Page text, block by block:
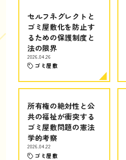
セルフネグレクトと
ゴミ屋敷化を防止す
るための保護制度と
法の限界
2026.04.26
ゴミ屋敷
所有権の絶対性と公
共の福祉が衝突する
ゴミ屋敷問題の憲法
学的考察
2026.04.22
ゴミ屋敷